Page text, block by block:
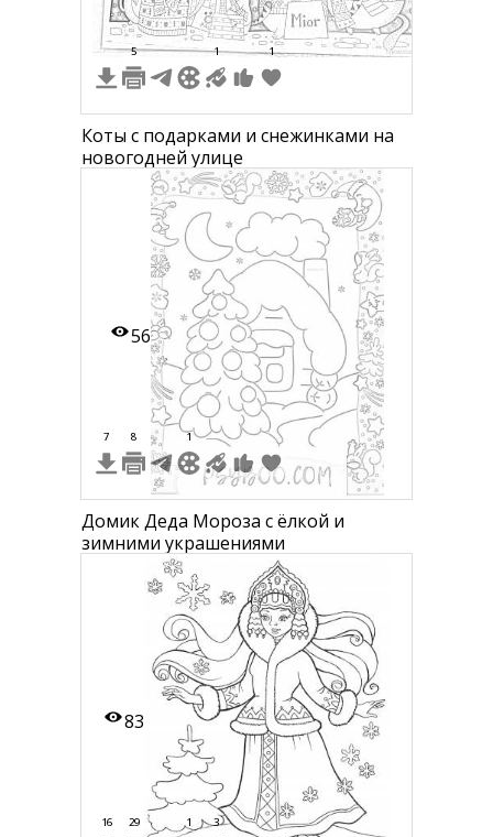
5 1 1
Коты с подарками и снежинками на
новогодней улице
56
7 8 1
Домик Деда Мороза с ёлкой и
зимними украшениями
83
16 29 1 3